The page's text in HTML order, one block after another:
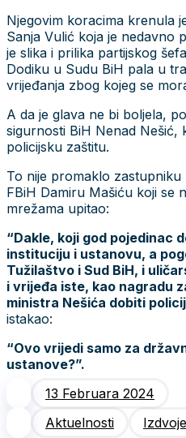
Njegovim koracima krenula
Sanja Vulić koja je nedavno
je slika i prilika partijskog
Dodiku u Sudu BiH pala u
vrijeđanja zbog kojeg se
A da je glava ne bi boljela,
sigurnosti BiH Nenad Nešić,
policijsku zaštitu.
To nije promaklo
FBiH Damiru Mašiću koji se
mrežama upitao:
“Dakle, koji god pojedinac
instituciju i ustanovu, a
Tužilaštvo i Sud BiH, i
i vrijeđa iste, kao nagradu
ministra Nešića dobiti
istakao:
“Ovo vrijedi samo za
ustanove?”.
13 Februara 2024
Aktuelnosti